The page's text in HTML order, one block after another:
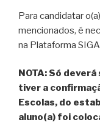
Para candidatar
mencionados, é
na Plataforma
NOTA: Só
tiver a
Escolas, do
aluno(a) foi